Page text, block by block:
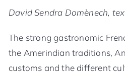
David Sendra Domènech,
The strong gastronomic
the Amerindian traditions,
customs and the different